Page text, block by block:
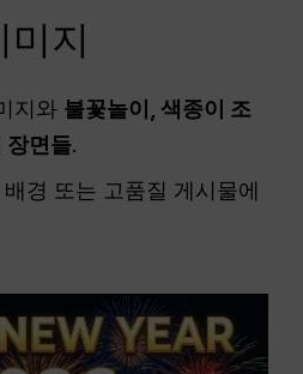
지
지와 불꽃놀이, 색종이 조
장면들.
경 또는 고품질 게시물에